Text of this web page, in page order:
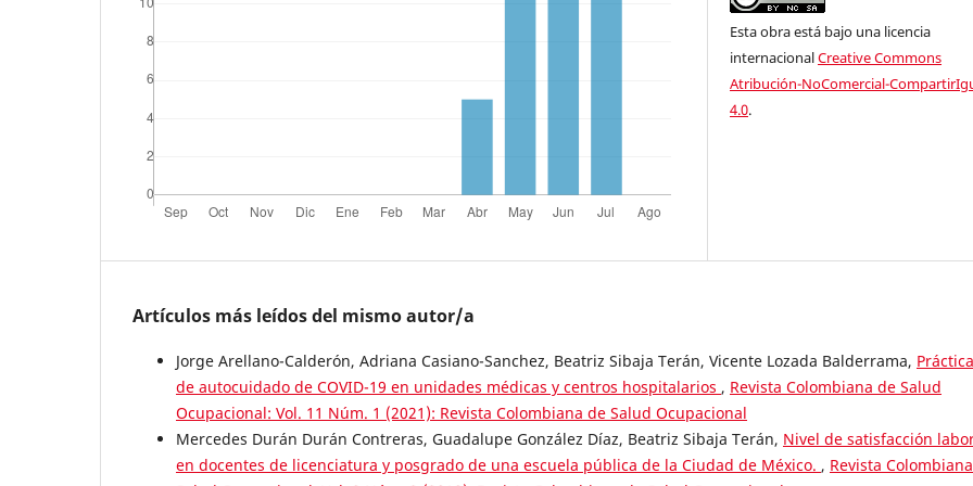
Esta obra está bajo una licencia
internacionalCreative Commons
Atribución-NoComercial-
4.0.
Artículos más leídos del mismo autor/a
Jorge Arellano-Calderón, Adriana Casiano-Sanchez, Beatriz Sibaja Terán, Vicente Lozada Balderrama,
de autocuidado de COVID-19 en unidades médicas y centros hospitalarios , Revista Colombiana de Salud
Ocupacional: Vol. 11 Núm. 1 (2021): Revista Colombiana de Salud Ocupacional
Mercedes Durán Durán Contreras, Guadalupe González Díaz, Beatriz Sibaja Terán, Nivel de satisfacción
en docentes de licenciatura y posgrado de una escuela pública de la Ciudad de México. , Revista